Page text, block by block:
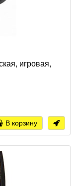
игровая,
В корзину